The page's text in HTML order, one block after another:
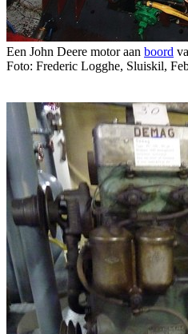
Een John Deere motor aan boord
Foto: Frederic Logghe, Sluiskil,